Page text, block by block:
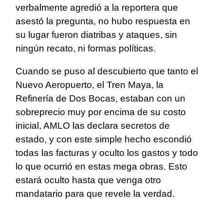
verbalmente agredió a la reportera que
asestó la pregunta, no hubo respuesta en
su lugar fueron diatribas y ataques, sin
ningún recato, ni formas políticas.
Cuando se puso al descubierto que tanto el
Nuevo Aeropuerto, el Tren Maya, la
Refinería de Dos Bocas, estaban con un
sobreprecio muy por encima de su costo
inicial, AMLO las declara secretos de
estado, y con este simple hecho escondió
todas las facturas y oculto los gastos y todo
lo que ocurrió en estas mega obras. Esto
estará oculto hasta que venga otro
mandatario para que revele la verdad.